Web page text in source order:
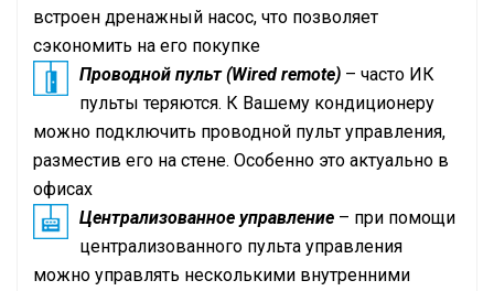
встроен дренажный насос, что позволяет
сэкономить на его покупке
Проводной пульт (Wired remote) – часто ИК
пульты теряются. К Вашему кондиционеру
можно подключить проводной пульт управления,
разместив его на стене. Особенно это актуально в
офисах
Централизованное управление – при помощи
централизованного пульта управления
можно управлять несколькими внутренними